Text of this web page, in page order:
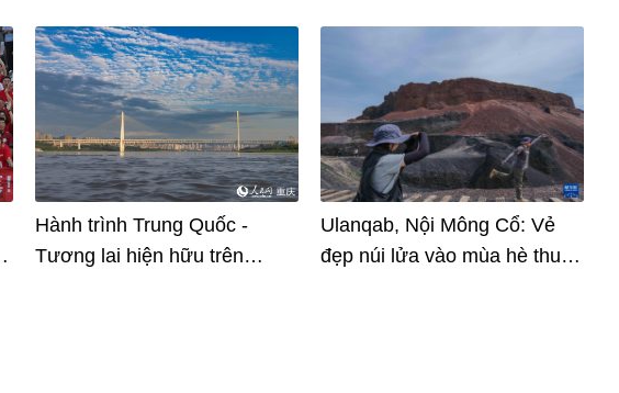
Hành trình Trung Quốc -
Tương lai hiện hữu trên
Ulanqab, Nội Mông Cổ: Vẻ
đẹp núi lửa vào mùa hè thu